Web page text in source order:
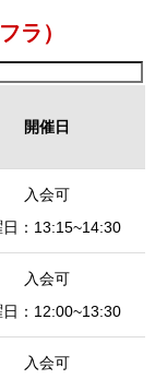
ラ）
開催日
開催日
入会可
日：13:15~14:30
入会可
日：12:00~13:30
入会可